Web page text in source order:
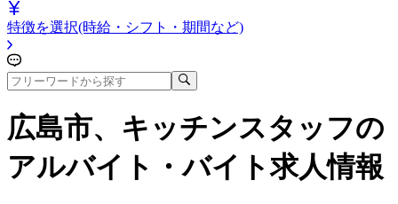
特徴を選択(時給・シフト・期間など)
広島市、キッチンスタッフの
アルバイト・バイト求人情報